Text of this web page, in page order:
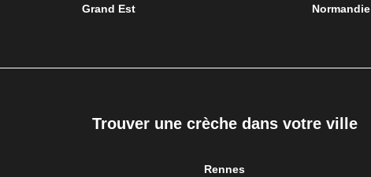
Grand Est Normandie
Trouver une crèche dans votre ville
Rennes